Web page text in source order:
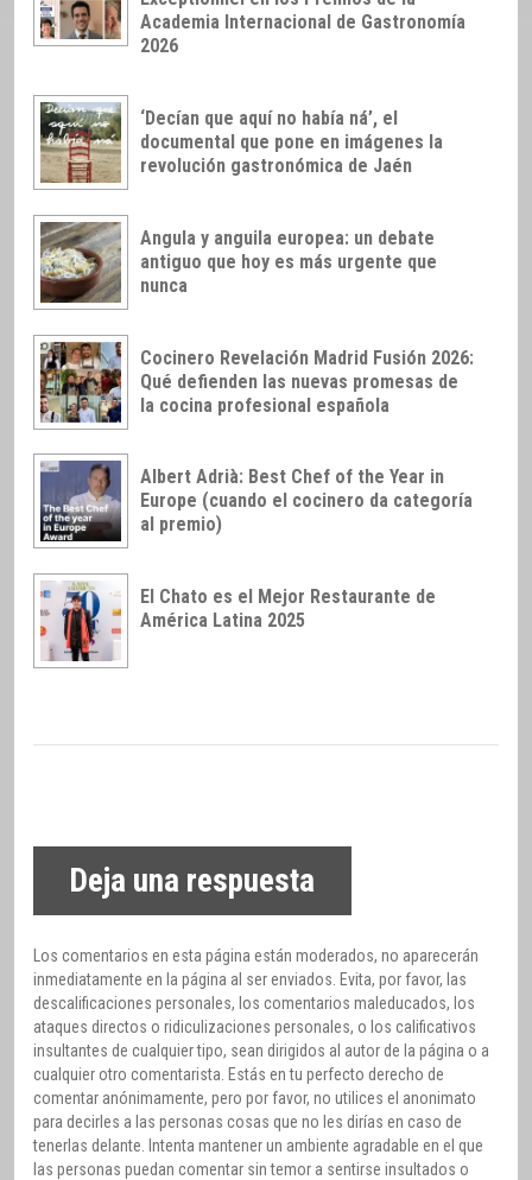
Academia Internacional de Gastronomía
2026
‘Decían que aquí no había ná’, el
documental que pone en imágenes la
revolución gastronómica de Jaén
Angula y anguila europea: un debate
antiguo que hoy es más urgente que
nunca
Cocinero Revelación Madrid Fusión 2026:
Qué defienden las nuevas promesas de
la cocina profesional española
Albert Adrià: Best Chef of the Year in
Europe (cuando el cocinero da categoría
al premio)
El Chato es el Mejor Restaurante de
América Latina 2025
Deja una respuesta
Los comentarios en esta página están moderados, no aparecerán
inmediatamente en la página al ser enviados. Evita, por favor, las
descalificaciones personales, los comentarios maleducados, los
ataques directos o ridiculizaciones personales, o los calificativos
insultantes de cualquier tipo, sean dirigidos al autor de la página o a
cualquier otro comentarista. Estás en tu perfecto derecho de
comentar anónimamente, pero por favor, no utilices el anonimato
para decirles a las personas cosas que no les dirías en caso de
tenerlas delante. Intenta mantener un ambiente agradable en el que
las personas puedan comentar sin temor a sentirse insultados o